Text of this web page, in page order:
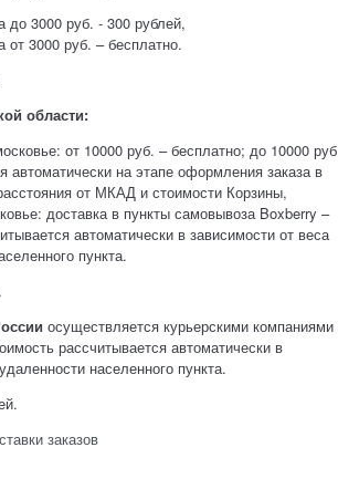
до 3000 руб. - 300 рублей,
от 3000 руб. – бесплатно.
области:
от 10000 руб. – бесплатно; до 10000 руб
автоматически на этапе оформления заказа в
от МКАД и стоимости Корзины,
доставка в пункты самовывоза Boxberry –
автоматически в зависимости от веса
пункта.
осуществляется курьерскими компаниями
рассчитывается автоматически в
населенного пункта.
заказов